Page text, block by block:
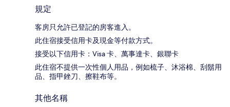
規定
客房只允許已登記的房客進入。
此住宿接受信用卡及現金等付款方式。
接受以下信用卡：Visa 卡、萬事達卡、銀聯卡
此住宿不提供一次性個人用品，例如梳子、沐浴棉、刮鬍用
品、指甲銼刀、擦鞋布等。
其他名稱